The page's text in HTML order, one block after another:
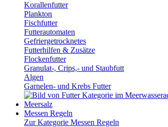
Korallenfutter
Plankton
Fischfutter
Futterautomaten
Gefriergetrocknetes
Futterhilfen & Zusätze
Flockenfutter
Granulat-, Crips,- und Staubfutt
Algen
Garnelen- und Krebs Futter
Meersalz
Messen Regeln
Zur Kategorie Messen Regeln